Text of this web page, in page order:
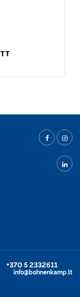
+370 5 2332611
info@bohnenkamp.lt